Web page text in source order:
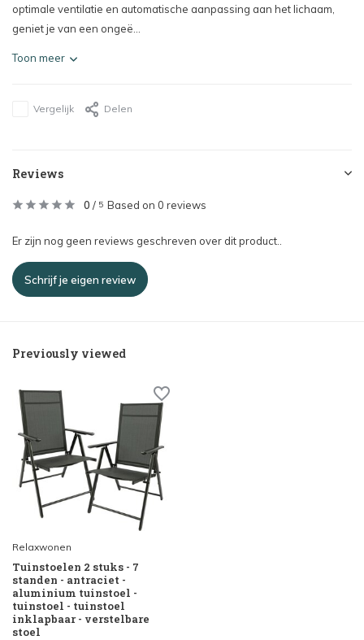
optimale ventilatie en automatische aanpassing aan het lichaam,
geniet je van een ongeë...
Toon meer
Vergelijk Delen
Reviews
0 / 5 Based on 0 reviews
Er zijn nog geen reviews geschreven over dit product..
Schrijf je eigen review
Previously viewed
Relaxwonen
Tuinstoelen 2 stuks - 7
standen - antraciet -
aluminium tuinstoel -
tuinstoel - tuinstoel
inklapbaar - verstelbare
stoel